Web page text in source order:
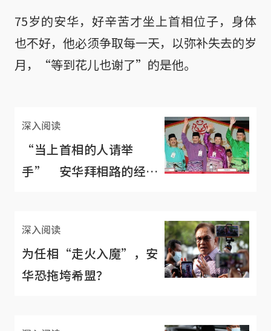
75岁的安华，好辛苦才坐上首相位子，身体
也不好，他必须争取每一天，以弥补失去的岁
月，“等到花儿也谢了”的是他。
深入阅读
“当上首相的人请举
手” 安华拜相路的经典
深入阅读
为任相“走火入魔”，安
华恐拖垮希盟？